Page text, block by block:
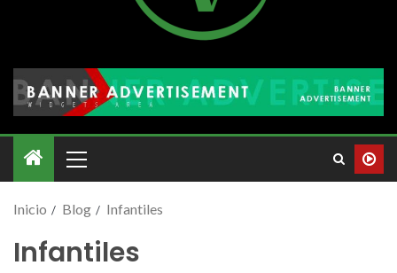
Inicio Blog Infantiles
Infantiles